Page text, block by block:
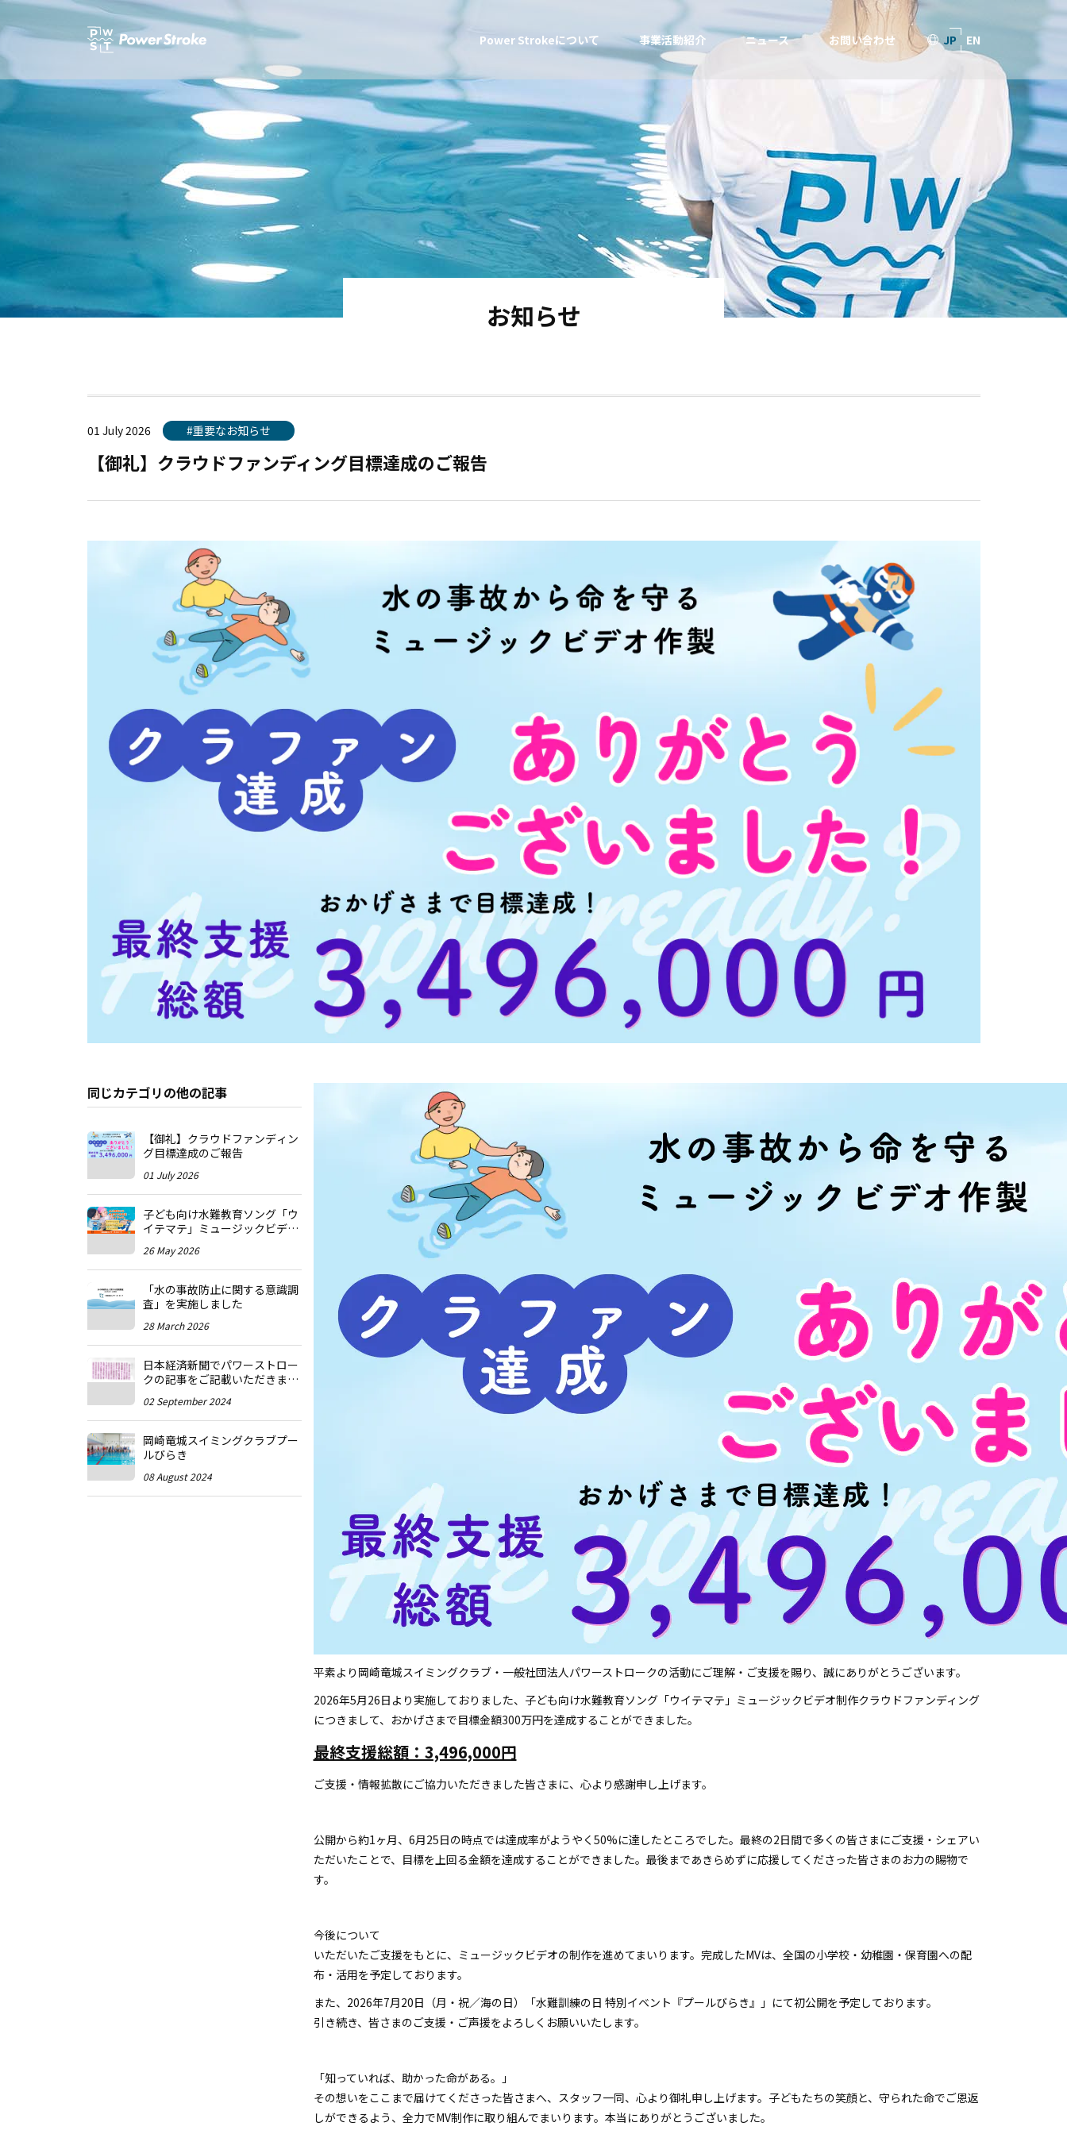
Power Strokeについて 事業活動紹介 ニュース お問い合わせ JP EN
お知らせ
01 July 2026 #重要なお知らせ
【御礼】クラウドファンディング目標達成のご報告
平素より岡崎竜城スイミングクラブ・一般社団法人パワーストロークの活動にご理解・ご支援を賜り、誠にありがとうございます。
2026年5月26日より実施しておりました、子ども向け水難教育ソング「ウイテマテ」ミュージックビデオ制作クラウドファンディング
につきまして、おかげさまで目標金額300万円を達成することができました。
最終支援総額：3,496,000円
ご支援・情報拡散にご協力いただきました皆さまに、心より感謝申し上げます。
公開から約1ヶ月、6月25日の時点では達成率がようやく50%に達したところでした。最終の2日間で多くの皆さまにご支援・シェアい
ただいたことで、目標を上回る金額を達成することができました。最後まであきらめずに応援してくださった皆さまのお力の賜物で
す。
今後について
いただいたご支援をもとに、ミュージックビデオの制作を進めてまいります。完成したMVは、全国の小学校・幼稚園・保育園への配
布・活用を予定しております。
また、2026年7月20日（月・祝／海の日）「水難訓練の日 特別イベント『プールびらき』」にて初公開を予定しております。
引き続き、皆さまのご支援・ご声援をよろしくお願いいたします。
「知っていれば、助かった命がある。」
その想いをここまで届けてくださった皆さまへ、スタッフ一同、心より御礼申し上げます。子どもたちの笑顔と、守られた命でご恩返
しができるよう、全力でMV制作に取り組んでまいります。本当にありがとうございました。
同じカテゴリの他の記事
【御礼】クラウドファンディン
グ目標達成のご報告
01 July 2026
子ども向け水難教育ソング「ウ
イテマテ」ミュージックビデオ
ィング開始のお知らせ
26 May 2026
「水の事故防止に関する意識調
査」を実施しました
28 March 2026
日本経済新聞でパワーストロー
クの記事をご記載いただきまし
02 September 2024
岡崎竜城スイミングクラブプー
ルびらき
08 August 2024